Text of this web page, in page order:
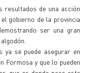
de una acción
gobierno de la provincia
ser una gran
ya se puede asegurar en
Formosa y que lo pueden